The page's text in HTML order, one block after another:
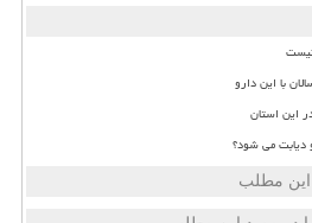
با این دارو
این استان
دیابت می شود؟
این مطلب